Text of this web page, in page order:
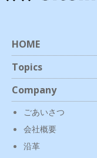
HOME
Topics
Company
ごあいさつ
会社概要
沿革